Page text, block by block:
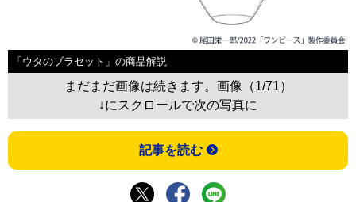
「ウタのブラセット」の商品解説
まだまだ画像は続きます。画像（1/71）
↓にスクロールで次の写真に
記事を読む